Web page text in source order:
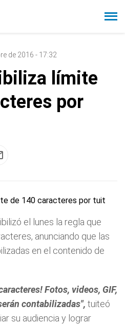
de 2016 - 17:32
límite
por
el lunes la regla que
anunciando que las
en el contenido de
Fotos, videos, GIF,
contabilizadas", tuiteó
su audiencia y lograr